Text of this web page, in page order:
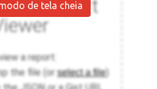
de tela cheia